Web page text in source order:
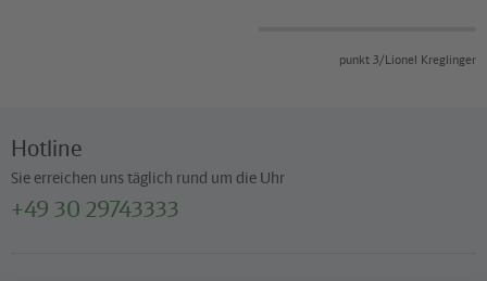
punkt 3/Lionel Kreglinger
Hotline
Sie erreichen uns täglich rund um die Uhr
+49 30 29743333